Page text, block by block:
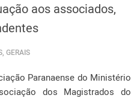
aos associados,
GERAIS
Paranaense do Ministério
dos Magistrados do